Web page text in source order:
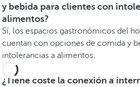
y bebida para clientes con
alimentos?
Sí, los espacios gastronómicos del
cuentan con opciones de comida y
intolerancias a alimentos.
¿Tiene coste la conexión a